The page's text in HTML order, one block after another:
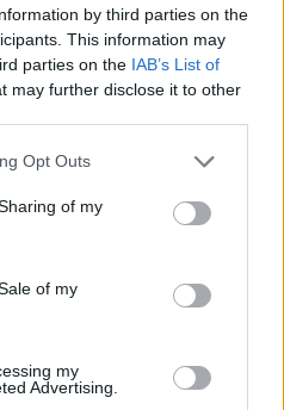
by third parties on the
This information may
parties on the IAB’s List of
may further disclose it to other
Opt Outs
of my
of my
my
Advertising.
(δε χρειάζεται να είναι
ακούνητα». Όρισε
ως τον τερματισμό και
με το λάπτοπ να παίζει